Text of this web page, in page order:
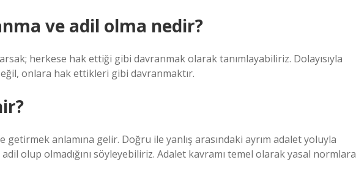
ve adil olma nedir?
herkese hak ettiği gibi davranmak olarak tanımlayabiliriz. Dolayısıyla
onlara hak ettikleri gibi davranmaktır.
anlamına gelir. Doğru ile yanlış arasındaki ayrım adalet yoluyla
olup olmadığını söyleyebiliriz. Adalet kavramı temel olarak yasal normlara